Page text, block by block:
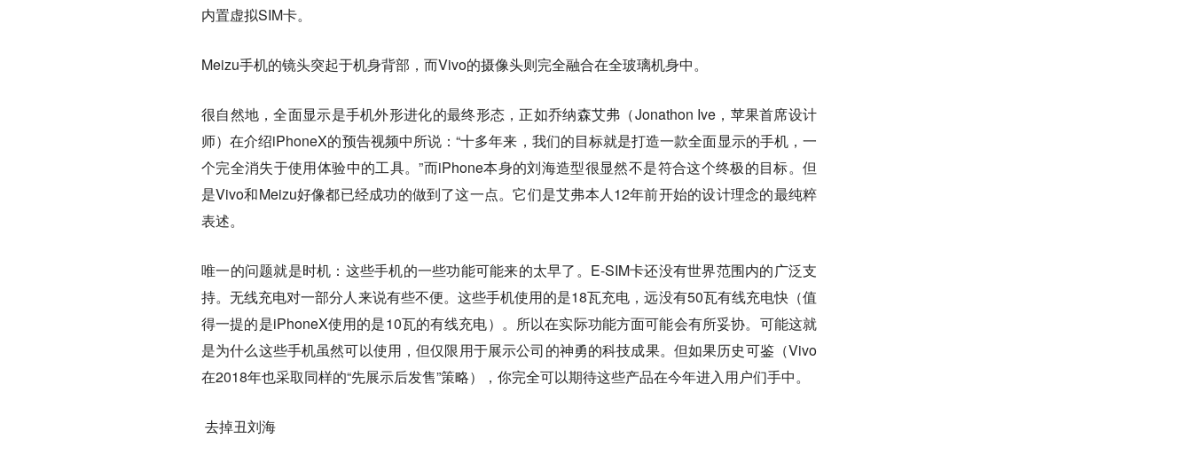
内置虚拟SIM卡。
Meizu手机的镜头突起于机身背部，而Vivo的摄像头则完全融合在全玻璃机身中。
很自然地，全面显示是手机外形进化的最终形态，正如乔纳森艾弗（Jonathon Ive，苹果首席设计
师）在介绍iPhoneX的预告视频中所说：“十多年来，我们的目标就是打造一款全面显示的手机，一
个完全消失于使用体验中的工具。”而iPhone本身的刘海造型很显然不是符合这个终极的目标。但
是Vivo和Meizu好像都已经成功的做到了这一点。它们是艾弗本人12年前开始的设计理念的最纯粹
表述。
唯一的问题就是时机：这些手机的一些功能可能来的太早了。E-SIM卡还没有世界范围内的广泛支
持。无线充电对一部分人来说有些不便。这些手机使用的是18瓦充电，远没有50瓦有线充电快（值
得一提的是iPhoneX使用的是10瓦的有线充电）。所以在实际功能方面可能会有所妥协。可能这就
是为什么这些手机虽然可以使用，但仅限用于展示公司的神勇的科技成果。但如果历史可鉴（Vivo
在2018年也采取同样的“先展示后发售”策略），你完全可以期待这些产品在今年进入用户们手中。
去掉丑刘海